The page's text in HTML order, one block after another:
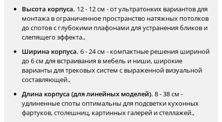
Высота корпуса. 12 - 12 см - от ультратонких вариантов для
монтажа в ограниченное пространство натяжных потолков
до спотов с глубокими плафонами для устранения бликов и
слепящего эффекта.,
Ширина корпуса. 6 - 24 см - компактные решения шириной
до 6 см для встраивания в мебель и ниши, широкие
варианты для трековых систем с выраженной визуальной
составляющей.,
Длина корпуса (для линейных моделей). 8 - 38 см -
удлиненные споты оптимальны для подсветки кухонных
фартуков, столешниц, картинных галерей и стеллажей.,